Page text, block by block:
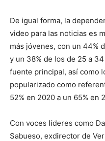
De igual forma, la
video para las noticias es
más jóvenes, con un 44%
y un 38% de los de 25 a
fuente principal, así como
popularizado como
52% en 2020 a un 65% en
Con voces líderes como
Sabueso, exdirector de